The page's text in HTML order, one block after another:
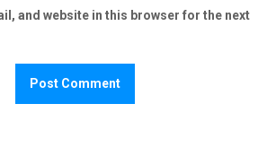
and website in this browser for the next